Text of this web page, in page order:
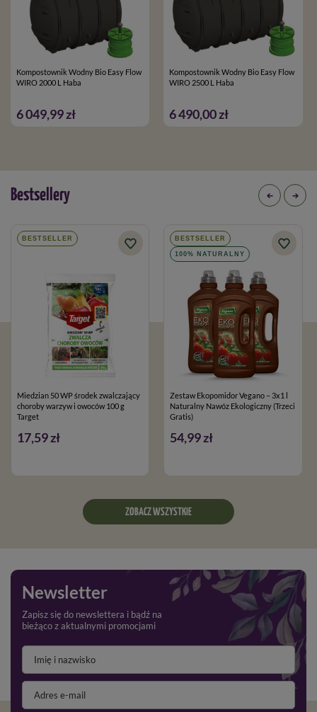
WYMIARY
Pojemność kompostownika: 850 litrów (0,85 m
Długość:1100 mm
Waga:62 kg (52kg – zbiornik , + 10 kgelementydodatkowe
pokrywa, dyfuzor, skrzynka techniczna)
Dostępne również o pojemności:
1470l, 2000l, 2500l
(wykonane w technologii WIRO)
Kompostownik Wodny Bio Easy Flow
WIRO 2000 L Haba
6 049,99 zł
Kompostownik Wodny Bio Easy Flow
WIRO 2500 L Haba
6 490,00 zł
Bestsellery
BESTSELLER
Miedzian 50 WP środek zwalczający
choroby warzyw i owoców 100 g
Target
17,59 zł
BESTSELLER
100% NATURALNY
Zestaw Ekopomidor Vegano – 3x1 l
Naturalny Nawóz Ekologiczny (Trzeci
Gratis)
54,99 zł
ZOBACZ WSZYSTKIE
Newsletter
Zapisz się do newslettera i bądź na
bieżąco z aktualnymi promocjami